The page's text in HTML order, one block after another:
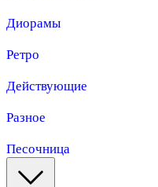
Диорамы
Ретро
Действующие
Разное
Песочница